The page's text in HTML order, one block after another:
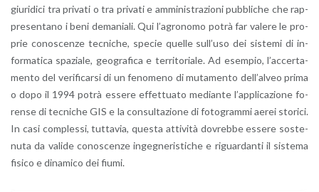
giu­ri­di­ci tra pri­va­ti o tra pri­va­ti e am­mi­ni­stra­zio­ni pub­bli­che che rap­
pre­sen­ta­no i beni de­ma­nia­li. Qui l’a­gro­no­mo potrà far va­le­re le pro­
prie co­no­scen­ze tec­ni­che, spe­cie quel­le sul­l’u­so dei si­ste­mi di in­
for­ma­ti­ca spa­zia­le, geo­gra­fi­ca e ter­ri­to­ria­le. Ad esem­pio, l’ac­cer­ta­
men­to del ve­ri­fi­car­si di un fe­no­me­no di mu­ta­men­to del­l’al­veo prima
o dopo il 1994 potrà es­se­re ef­fet­tua­to me­dian­te l’ap­pli­ca­zio­ne fo­
ren­se di tec­ni­che GIS e la con­sul­ta­zio­ne di fo­to­gram­mi aerei sto­ri­ci.
In casi com­ples­si, tut­ta­via, que­sta at­ti­vi­tà do­vreb­be es­se­re so­ste­
nu­ta da va­li­de co­no­scen­ze in­ge­gne­ri­sti­che e ri­guar­dan­ti il si­ste­ma
fi­si­co e di­na­mi­co dei fiumi.